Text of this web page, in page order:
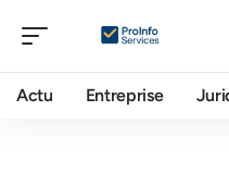
Actu Entreprise